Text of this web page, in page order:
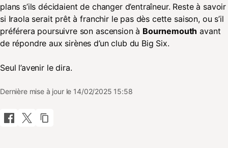
plans s’ils décidaient de changer d’entraîneur. Reste à savoir
si Iraola serait prêt à franchir le pas dès cette saison, ou s’il
préférera poursuivre son ascension à Bournemouth avant
de répondre aux sirènes d’un club du Big Six.
Seul l’avenir le dira.
Dernière mise à jour le 14/02/2025 15:58